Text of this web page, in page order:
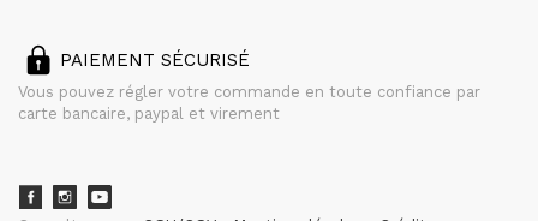
PAIEMENT SÉCURISÉ
Vous pouvez régler votre commande en toute confiance par
carte bancaire, paypal et virement